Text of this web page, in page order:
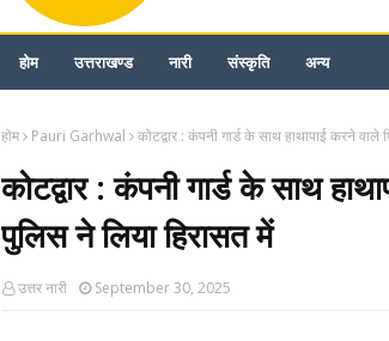
होम उत्तराखण्ड नारी संस्कृति अन्य
होम Pauri Garhwal कोटद्वार : कंपनी गार्ड के साथ हाथापाई करने
कोटद्वार : कंपनी गार्ड के साथ
पुलिस ने लिया हिरासत में
उत्तर नारी September 30, 2025